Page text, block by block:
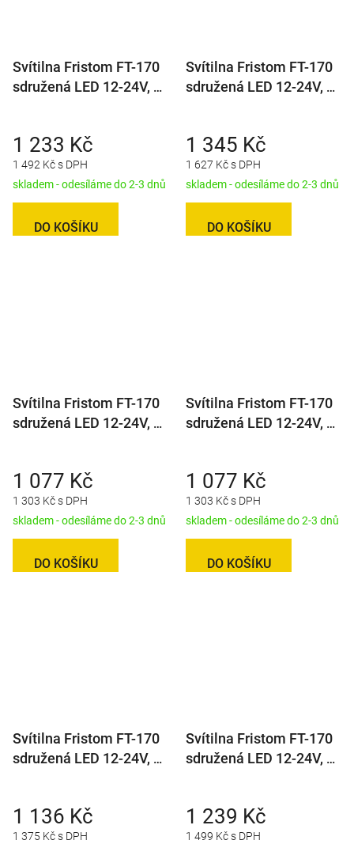
Svítilna Fristom FT-170
sdružená LED 12-24V, L-
1 492 Kč s DPH
1 233 Kč
skladem - odesíláme do 2-3 dnů
DO KOŠÍKU
Svítilna Fristom FT-170
sdružená LED 12-24V, L-
1 627 Kč s DPH
1 345 Kč
skladem - odesíláme do 2-3 dnů
DO KOŠÍKU
Svítilna Fristom FT-170
sdružená LED 12-24V, L-
1 303 Kč s DPH
1 077 Kč
skladem - odesíláme do 2-3 dnů
DO KOŠÍKU
Svítilna Fristom FT-170
sdružená LED 12-24V, L-
1 303 Kč s DPH
1 077 Kč
skladem - odesíláme do 2-3 dnů
DO KOŠÍKU
Svítilna Fristom FT-170
sdružená LED 12-24V, P-
1 375 Kč s DPH
1 136 Kč
Svítilna Fristom FT-170
sdružená LED 12-24V, P-
1 499 Kč s DPH
1 239 Kč